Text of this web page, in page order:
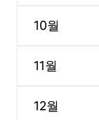
10월
11월
12월